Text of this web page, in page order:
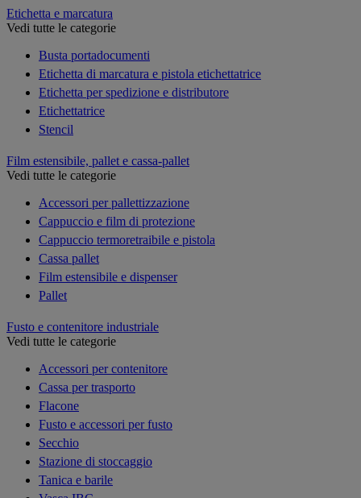
Etichetta e marcatura
Vedi tutte le categorie
Busta portadocumenti
Etichetta di marcatura e pistola etichettatrice
Etichetta per spedizione e distributore
Etichettatrice
Stencil
Film estensibile, pallet e cassa-pallet
Vedi tutte le categorie
Accessori per pallettizzazione
Cappuccio e film di protezione
Cappuccio termoretraibile e pistola
Cassa pallet
Film estensibile e dispenser
Pallet
Fusto e contenitore industriale
Vedi tutte le categorie
Accessori per contenitore
Cassa per trasporto
Flacone
Fusto e accessori per fusto
Secchio
Stazione di stoccaggio
Tanica e barile